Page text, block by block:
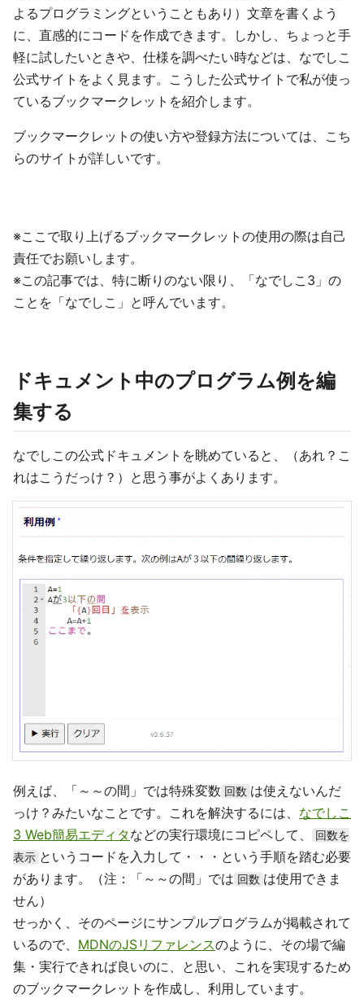
よるプログラミングということもあり）文章を書くよう
に、直感的にコードを作成できます。しかし、ちょっと手
軽に試したいときや、仕様を調べたい時などは、なでしこ
公式サイトをよく見ます。こうした公式サイトで私が使っ
ているブックマークレットを紹介します。
ブックマークレットの使い方や登録方法については、こち
らのサイトが詳しいです。
※ここで取り上げるブックマークレットの使用の際は自己
責任でお願いします。
※この記事では、特に断りのない限り、「なでしこ3」の
ことを「なでしこ」と呼んでいます。
ドキュメント中のプログラム例を編
集する
なでしこの公式ドキュメントを眺めていると、（あれ？こ
れはこうだっけ？）と思う事がよくあります。
例えば、「～～の間」では特殊変数 回数 は使えないんだ
っけ？みたいなことです。これを解決するには、 なでしこ
3 Web簡易エディタなどの実行環境にコピペして、
回数を
表示 というコードを入力して・・・という手順を踏む必要
があります。（注：「～～の間」では 回数 は使用できま
せん）
せっかく、そのページにサンプルプログラムが掲載されて
いるので、 MDNのJSリファレンスのように、その場で編
集・実行できれば良いのに、と思い、これを実現するため
のブックマークレットを作成し、利用しています。